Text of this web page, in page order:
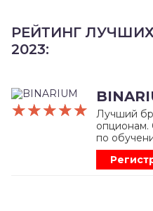
РЕЙТИНГ
2023:
☆☆☆☆☆
★★★★★
Лучший
опционам.
по